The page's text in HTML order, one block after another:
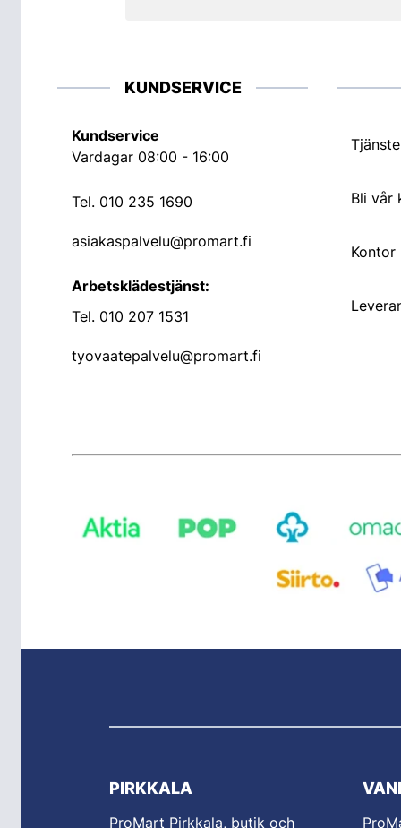
KUNDSERVICE
Kundservice
Vardagar 08:00 - 16:00
Tel. 010 235 1690
asiakaspalvelu@promart.fi
Arbetsklädestjänst:
Tel. 010 207 1531
tyovaatepalvelu@promart.fi
Bli vår
Kontor
PIRKKALA
ProMart Pirkkala, butik och